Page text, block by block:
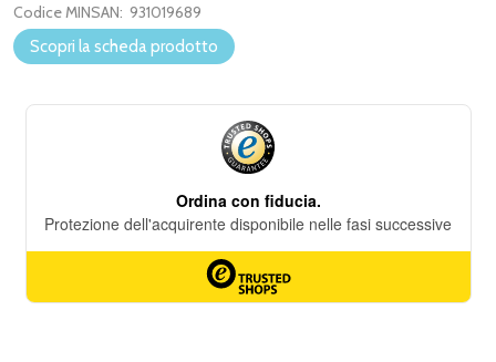
Codice MINSAN: 931019689
Scopri la scheda prodotto